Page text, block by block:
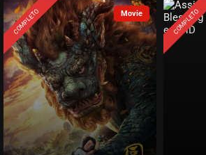
ASSISTIDO
ASSISTIDO
EPISÓDIO 53
novembro 30, 2020
ASSISTIDO
EPISÓDIO 52
novembro 23, 2020
COMPLETO COMPLETO